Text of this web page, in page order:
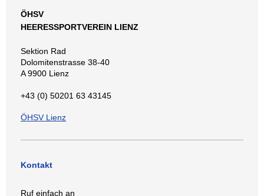
ÖHSV
HEERESSPORTVEREIN LIENZ
Sektion Rad
Dolomitenstrasse 38-40
A 9900 Lienz
+43 (0) 50201 63 43145
ÖHSV Lienz
Kontakt
Ruf einfach an